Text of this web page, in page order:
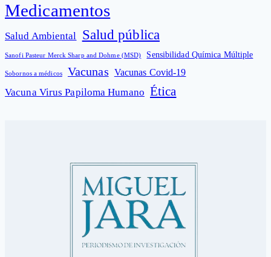
Medicamentos
Salud Ambiental Salud pública
Sanofi Pasteur Merck Sharp and Dohme (MSD) Sensibilidad Química Múltiple
Sobornos a médicos Vacunas Vacunas Covid-19
Vacuna Virus Papiloma Humano Ética